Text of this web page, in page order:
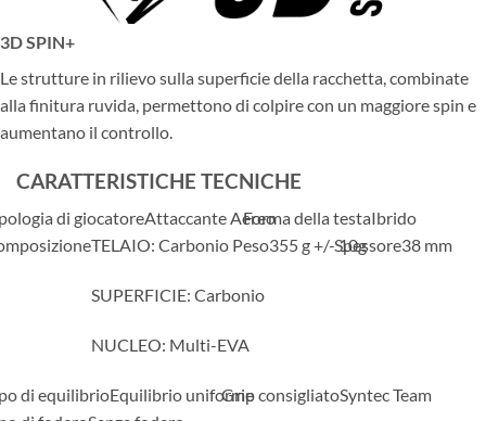
3D SPIN+
Le strutture in rilievo sulla superficie della racchetta, combinate
alla finitura ruvida, permettono di colpire con un maggiore spin e
aumentano il controllo.
CARATTERISTICHE TECNICHE
di giocatoreAttaccante AereoForma della testaIbrido
TELAIO: Carbonio
SUPERFICIE: Carbonio
NUCLEO: Multi-EVA
Peso355 g +/- 10gSpessore38 mm
di equilibrioEquilibrio uniformeGrip consigliatoSyntec Team